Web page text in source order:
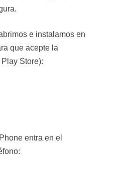
e instalamos en
que acepte la
Store):
entra en el